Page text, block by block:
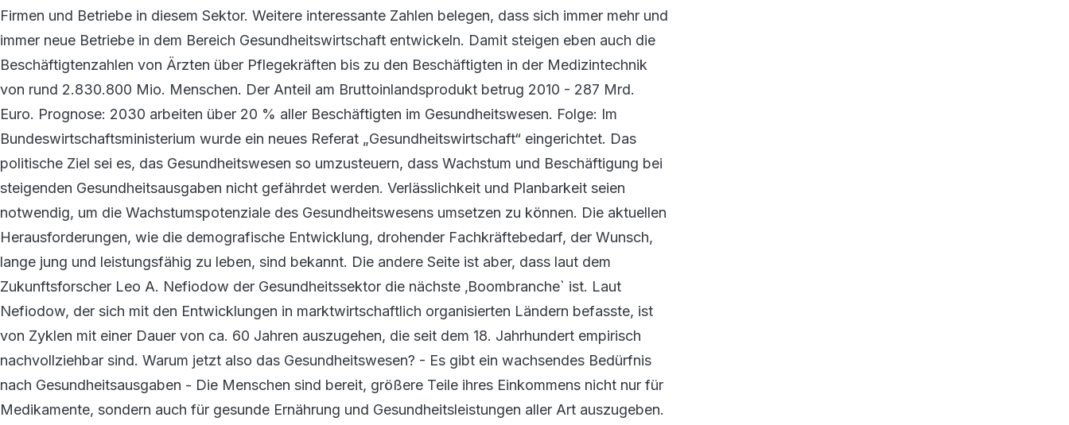
Firmen und Betriebe in diesem Sektor. Weitere interessante Zahlen belegen, dass sich immer mehr und
immer neue Betriebe in dem Bereich Gesundheitswirtschaft entwickeln. Damit steigen eben auch die
Beschäftigtenzahlen von Ärzten über Pflegekräften bis zu den Beschäftigten in der Medizintechnik
von rund 2.830.800 Mio. Menschen. Der Anteil am Bruttoinlandsprodukt betrug 2010 - 287 Mrd.
Euro. Prognose: 2030 arbeiten über 20 % aller Beschäftigten im Gesundheitswesen. Folge: Im
Bundeswirtschaftsministerium wurde ein neues Referat „Gesundheitswirtschaft“ eingerichtet. Das
politische Ziel sei es, das Gesundheitswesen so umzusteuern, dass Wachstum und Beschäftigung bei
steigenden Gesundheitsausgaben nicht gefährdet werden. Verlässlichkeit und Planbarkeit seien
notwendig, um die Wachstumspotenziale des Gesundheitswesens umsetzen zu können. Die aktuellen
Herausforderungen, wie die demografische Entwicklung, drohender Fachkräftebedarf, der Wunsch,
lange jung und leistungsfähig zu leben, sind bekannt. Die andere Seite ist aber, dass laut dem
Zukunftsforscher Leo A. Nefiodow der Gesundheitssektor die nächste ‚Boombranche` ist. Laut
Nefiodow, der sich mit den Entwicklungen in marktwirtschaftlich organisierten Ländern befasste, ist
von Zyklen mit einer Dauer von ca. 60 Jahren auszugehen, die seit dem 18. Jahrhundert empirisch
nachvollziehbar sind. Warum jetzt also das Gesundheitswesen? - Es gibt ein wachsendes Bedürfnis
nach Gesundheitsausgaben - Die Menschen sind bereit, größere Teile ihres Einkommens nicht nur für
Medikamente, sondern auch für gesunde Ernährung und Gesundheitsleistungen aller Art auszugeben.